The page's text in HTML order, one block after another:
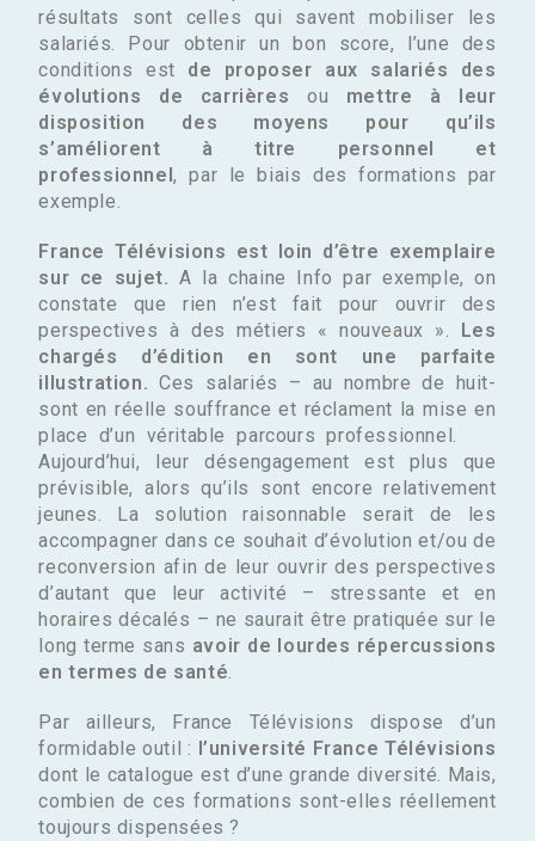
résultats sont celles qui savent mobiliser les
salariés. Pour obtenir un bon score, l’une des
conditions est de proposer aux salariés des
évolutions de carrières ou mettre à leur
disposition des moyens pour qu’ils
s’améliorent à titre personnel et
professionnel, par le biais des formations par
exemple.
France Télévisions est loin d’être exemplaire
sur ce sujet. A la chaine Info par exemple, on
constate que rien n’est fait pour ouvrir des
perspectives à des métiers « nouveaux ». Les
chargés d’édition en sont une parfaite
illustration.Ces salariés – au nombre de huit-
sont en réelle souffrance et réclament la mise en
place d’un véritable parcours professionnel.
Aujourd’hui, leur désengagement est plus que
prévisible, alors qu’ils sont encore relativement
jeunes. La solution raisonnable serait de les
accompagner dans ce souhait d’évolution et/ou de
reconversion afin de leur ouvrir des perspectives
d’autant que leur activité – stressante et en
horaires décalés – ne saurait être pratiquée sur le
long terme sans avoir de lourdes répercussions
en termes de santé.
Par ailleurs, France Télévisions dispose d’un
formidable outil : l’université France Télévisions
dont le catalogue est d’une grande diversité. Mais,
combien de ces formations sont-elles réellement
toujours dispensées ?